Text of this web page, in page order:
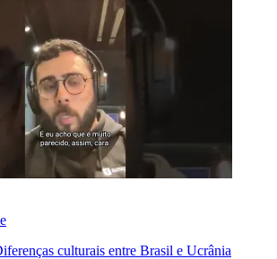
culturais entre Brasil e Ucrânia